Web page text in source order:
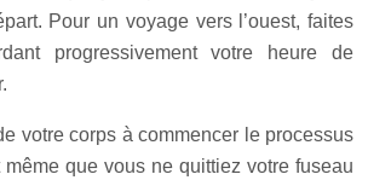
Pour un voyage vers l’ouest, faites
progressivement votre heure de
votre corps à commencer le processus
même que vous ne quittiez votre fuseau